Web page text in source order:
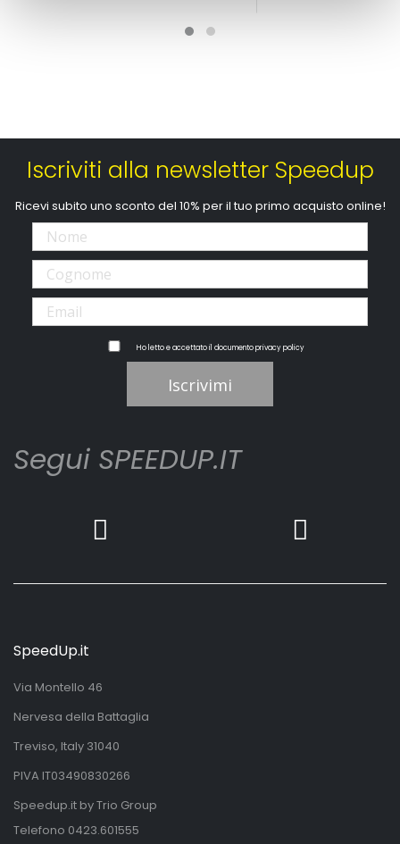
Iscriviti alla newsletter Speedup
Ricevi subito uno sconto del 10% per il tuo primo acquisto online!
Ho letto e accettato il documentoprivacy policy
Iscrivimi
Segui SPEEDUP.IT
SpeedUp.it
Via Montello 46
Nervesa della Battaglia
Treviso, Italy 31040
PIVA IT03490830266
Speedup.it by Trio Group
Telefono 0423.601555